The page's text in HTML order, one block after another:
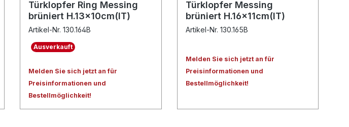
Türklopfer Ring Messing
brüniert H.13x10cm(IT)
Artikel-Nr. 130.164B
Ausverkauft
Melden Sie sich jetzt an für
Preisinformationen und
Bestellmöglichkeit!
Türklopfer Messing
brüniert H.16x11cm(IT)
Artikel-Nr. 130.165B
Melden Sie sich jetzt an für
Preisinformationen und
Bestellmöglichkeit!